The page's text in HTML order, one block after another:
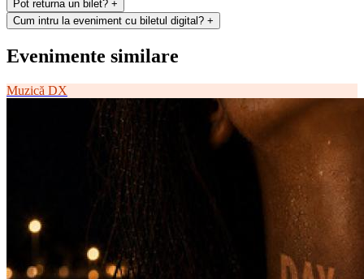
Pot returna un bilet? +
Cum intru la eveniment cu biletul digital? +
Evenimente similare
Muzică DX